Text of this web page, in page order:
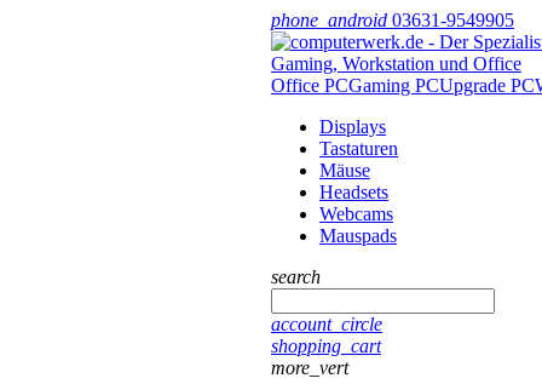
phone_android 03631-9549905
Office PCGaming PCUpgrade PC
Displays
Tastaturen
Mäuse
Headsets
Webcams
Mauspads
search
account_circle
shopping_cart
more_vert